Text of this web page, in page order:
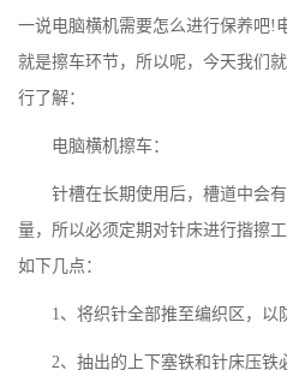
一说电脑横机需要怎么进行保养吧!
就是擦车环节，所以呢，今天我们
行了解：
电脑横机擦车：
针槽在长期使用后，槽道中会有
量，所以必须定期对针床进行揩擦
如下几点：
1、将织针全部推至编织区，以
2、抽出的上下塞铁和针床压铁